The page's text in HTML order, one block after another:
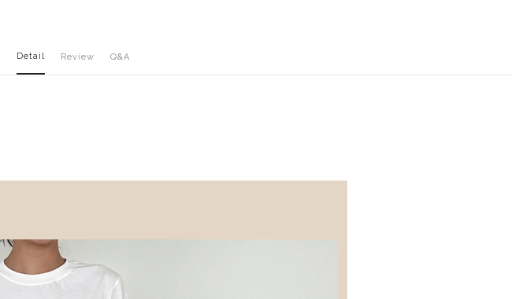
Detail Review Q&A